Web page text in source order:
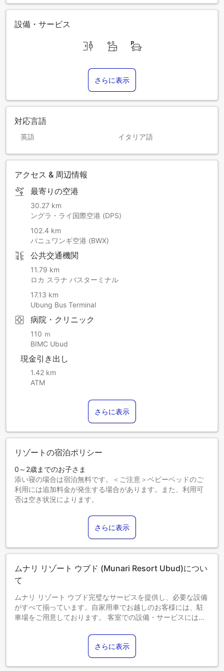
設備・サービス
さらに表示
対応言語
英語 イタリア語
アクセス & 周辺情報
最寄りの空港
30.27 km
ングラ・ライ国際空港 (DPS)
102.4 km
バニュワンギ空港 (BWX)
公共交通機関
11.79 km
ロカ スラナ バスターミナル
17.13 km
Ubung Bus Terminal
病院・クリニック
110 ｍ
BIMC Ubud
現金引き出し
1.42 km
ATM
さらに表示
リゾートの宿泊ポリシー
0～2歳までのお子さま
添い寝の場合は宿泊無料です。＜ご注意＞ベビーベッドのご
利用には追加料金が発生する場合があります。また、利用可
否は空き状況によります。
添い寝の場合は宿泊無料です。
13歳以上のゲストは大人とみなされます。
エキストラベッドの追加可否は、お部屋タイプにより異なり
ます。各部屋タイプ欄の記載をご確認ください。
さらに表示
ムナリ リゾート ウブド (Munari Resort Ubud)につい
て
ムナリ リゾート ウブド完璧なサービスを提供し、必要な設備
がすべて揃っています。自家用車でお越しのお客様には、駐
車場をご用意しております。 客室での設備・サービスにはル
さらに表示